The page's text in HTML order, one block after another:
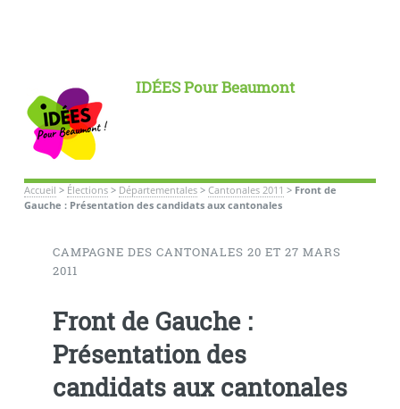
IDÉES Pour Beaumont
Accueil > Élections> Départementales> Cantonales 2011 > Front de
Gauche : Présentation des candidats aux cantonales
CAMPAGNE DES CANTONALES 20 ET 27 MARS
2011
Front de Gauche :
Présentation des
candidats aux cantonales